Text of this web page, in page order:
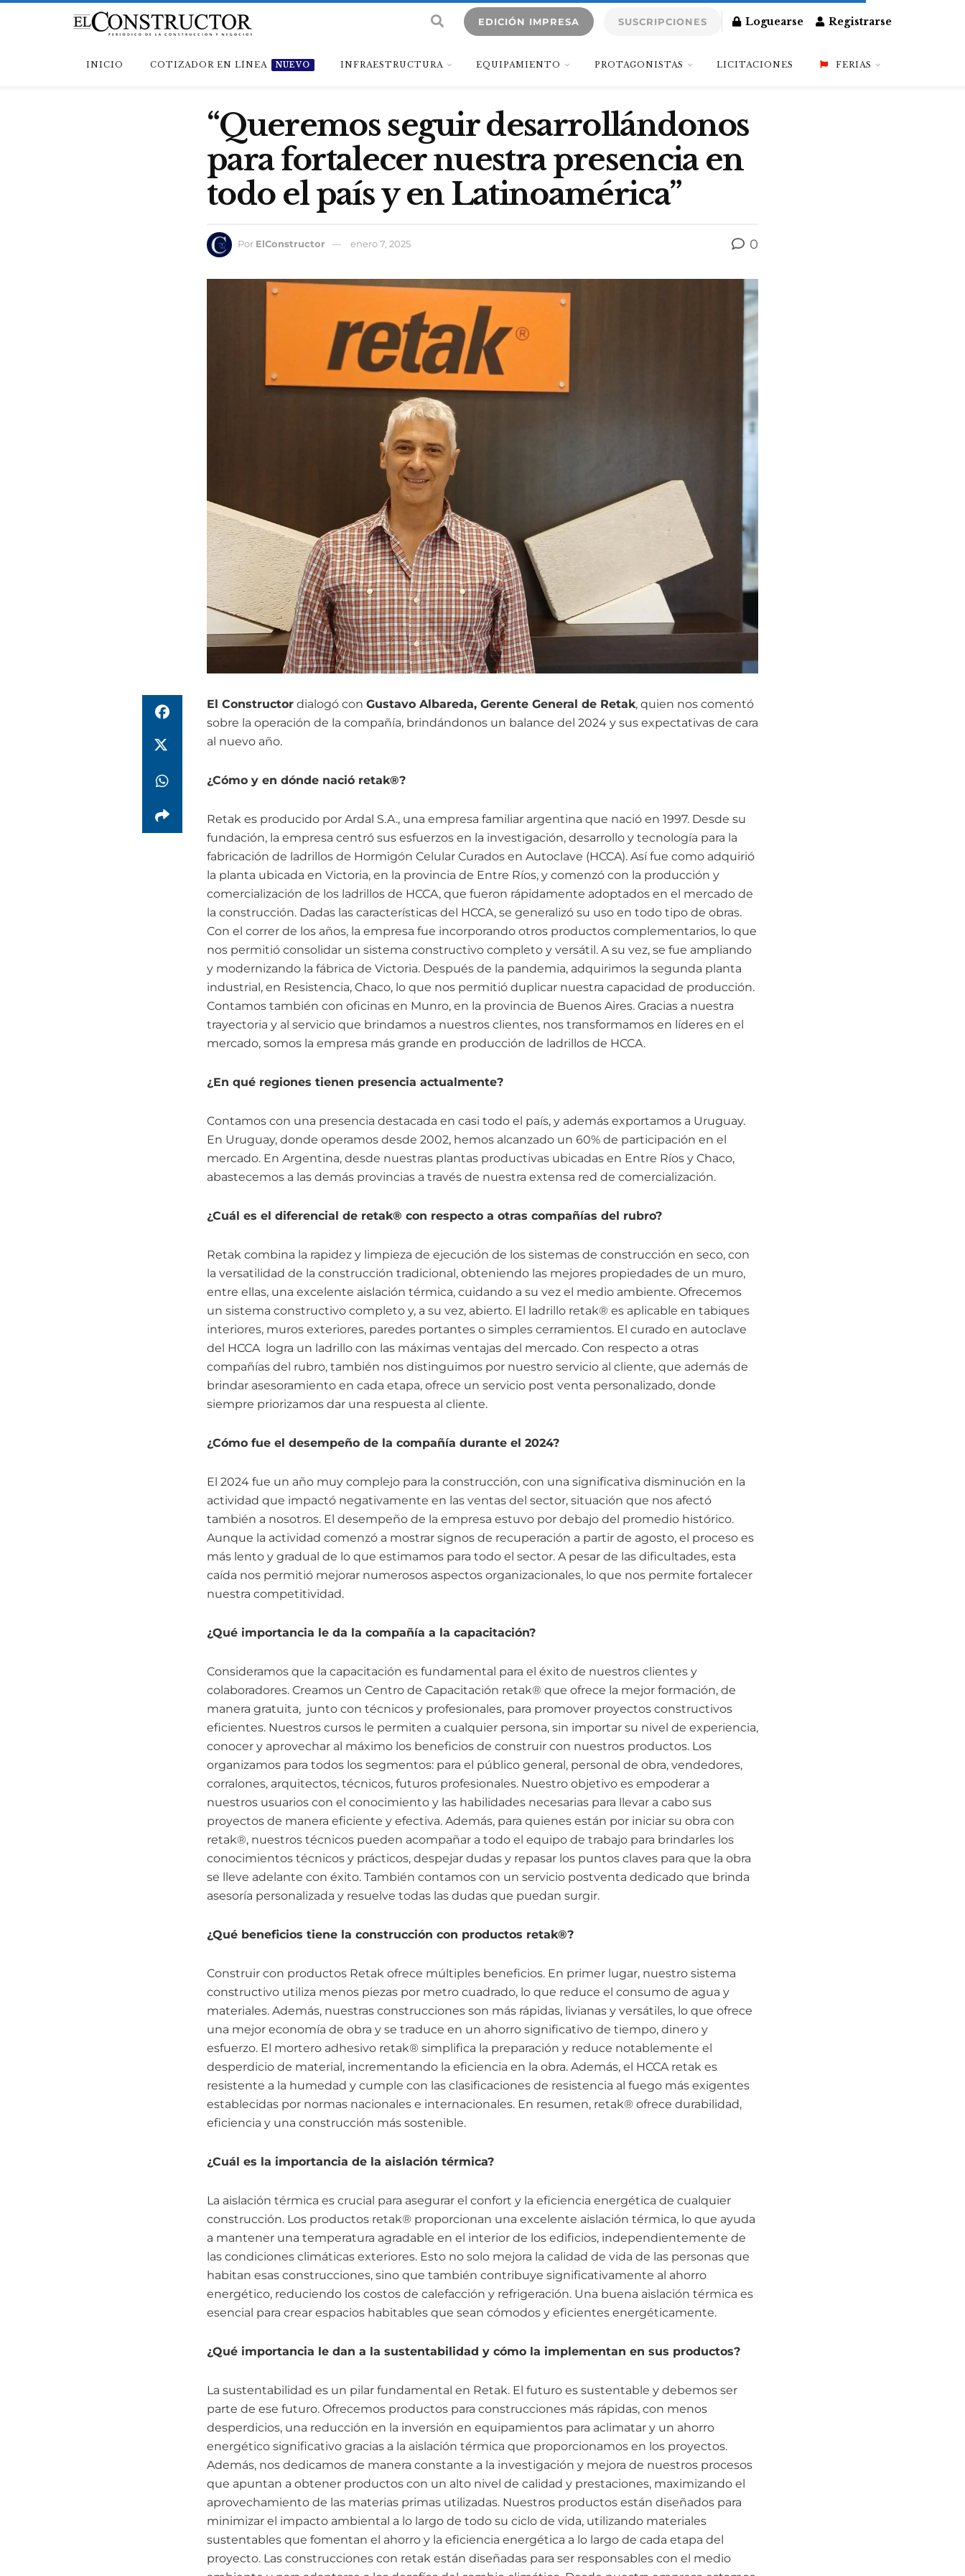
EDICIÓN IMPRESA SUSCRIPCIONES Loguearse Registrarse
INICIO COTIZADOR EN LÍNEA NUEVO INFRAESTRUCTURA EQUIPAMIENTO PROTAGONISTAS LICITACIONES FERIAS
“Queremos seguir desarrollándonos
para fortalecer nuestra presencia en
todo el país y en Latinoamérica”
Por ElConstructor enero 7, 2025 0
El Constructor dialogó con Gustavo Albareda, Gerente General de Retak, quien nos comentó
sobre la operación de la compañía, brindándonos un balance del 2024 y sus expectativas de cara
al nuevo año.
¿Cómo y en dónde nació retak®?
Retak es producido por Ardal S.A., una empresa familiar argentina que nació en 1997. Desde su
fundación, la empresa centró sus esfuerzos en la investigación, desarrollo y tecnología para la
fabricación de ladrillos de Hormigón Celular Curados en Autoclave (HCCA). Así fue como adquirió
la planta ubicada en Victoria, en la provincia de Entre Ríos, y comenzó con la producción y
comercialización de los ladrillos de HCCA, que fueron rápidamente adoptados en el mercado de
la construcción. Dadas las características del HCCA, se generalizó su uso en todo tipo de obras.
Con el correr de los años, la empresa fue incorporando otros productos complementarios, lo que
nos permitió consolidar un sistema constructivo completo y versátil. A su vez, se fue ampliando
y modernizando la fábrica de Victoria. Después de la pandemia, adquirimos la segunda planta
industrial, en Resistencia, Chaco, lo que nos permitió duplicar nuestra capacidad de producción.
Contamos también con oficinas en Munro, en la provincia de Buenos Aires. Gracias a nuestra
trayectoria y al servicio que brindamos a nuestros clientes, nos transformamos en líderes en el
mercado, somos la empresa más grande en producción de ladrillos de HCCA.
¿En qué regiones tienen presencia actualmente?
Contamos con una presencia destacada en casi todo el país, y además exportamos a Uruguay.
En Uruguay, donde operamos desde 2002, hemos alcanzado un 60% de participación en el
mercado. En Argentina, desde nuestras plantas productivas ubicadas en Entre Ríos y Chaco,
abastecemos a las demás provincias a través de nuestra extensa red de comercialización.
¿Cuál es el diferencial de retak® con respecto a otras compañías del rubro?
Retak combina la rapidez y limpieza de ejecución de los sistemas de construcción en seco, con
la versatilidad de la construcción tradicional, obteniendo las mejores propiedades de un muro,
entre ellas, una excelente aislación térmica, cuidando a su vez el medio ambiente. Ofrecemos
un sistema constructivo completo y, a su vez, abierto. El ladrillo retak® es aplicable en tabiques
interiores, muros exteriores, paredes portantes o simples cerramientos. El curado en autoclave
del HCCA logra un ladrillo con las máximas ventajas del mercado. Con respecto a otras
compañías del rubro, también nos distinguimos por nuestro servicio al cliente, que además de
brindar asesoramiento en cada etapa, ofrece un servicio post venta personalizado, donde
siempre priorizamos dar una respuesta al cliente.
¿Cómo fue el desempeño de la compañía durante el 2024?
El 2024 fue un año muy complejo para la construcción, con una significativa disminución en la
actividad que impactó negativamente en las ventas del sector, situación que nos afectó
también a nosotros. El desempeño de la empresa estuvo por debajo del promedio histórico.
Aunque la actividad comenzó a mostrar signos de recuperación a partir de agosto, el proceso es
más lento y gradual de lo que estimamos para todo el sector. A pesar de las dificultades, esta
caída nos permitió mejorar numerosos aspectos organizacionales, lo que nos permite fortalecer
nuestra competitividad.
¿Qué importancia le da la compañía a la capacitación?
Consideramos que la capacitación es fundamental para el éxito de nuestros clientes y
colaboradores. Creamos un Centro de Capacitación retak® que ofrece la mejor formación, de
manera gratuita, junto con técnicos y profesionales, para promover proyectos constructivos
eficientes. Nuestros cursos le permiten a cualquier persona, sin importar su nivel de experiencia,
conocer y aprovechar al máximo los beneficios de construir con nuestros productos. Los
organizamos para todos los segmentos: para el público general, personal de obra, vendedores,
corralones, arquitectos, técnicos, futuros profesionales. Nuestro objetivo es empoderar a
nuestros usuarios con el conocimiento y las habilidades necesarias para llevar a cabo sus
proyectos de manera eficiente y efectiva. Además, para quienes están por iniciar su obra con
retak®, nuestros técnicos pueden acompañar a todo el equipo de trabajo para brindarles los
conocimientos técnicos y prácticos, despejar dudas y repasar los puntos claves para que la obra
se lleve adelante con éxito. También contamos con un servicio postventa dedicado que brinda
asesoría personalizada y resuelve todas las dudas que puedan surgir.
¿Qué beneficios tiene la construcción con productos retak®?
Construir con productos Retak ofrece múltiples beneficios. En primer lugar, nuestro sistema
constructivo utiliza menos piezas por metro cuadrado, lo que reduce el consumo de agua y
materiales. Además, nuestras construcciones son más rápidas, livianas y versátiles, lo que ofrece
una mejor economía de obra y se traduce en un ahorro significativo de tiempo, dinero y
esfuerzo. El mortero adhesivo retak® simplifica la preparación y reduce notablemente el
desperdicio de material, incrementando la eficiencia en la obra. Además, el HCCA retak es
resistente a la humedad y cumple con las clasificaciones de resistencia al fuego más exigentes
establecidas por normas nacionales e internacionales. En resumen, retak® ofrece durabilidad,
eficiencia y una construcción más sostenible.
¿Cuál es la importancia de la aislación térmica?
La aislación térmica es crucial para asegurar el confort y la eficiencia energética de cualquier
construcción. Los productos retak® proporcionan una excelente aislación térmica, lo que ayuda
a mantener una temperatura agradable en el interior de los edificios, independientemente de
las condiciones climáticas exteriores. Esto no solo mejora la calidad de vida de las personas que
habitan esas construcciones, sino que también contribuye significativamente al ahorro
energético, reduciendo los costos de calefacción y refrigeración. Una buena aislación térmica es
esencial para crear espacios habitables que sean cómodos y eficientes energéticamente.
¿Qué importancia le dan a la sustentabilidad y cómo la implementan en sus productos?
La sustentabilidad es un pilar fundamental en Retak. El futuro es sustentable y debemos ser
parte de ese futuro. Ofrecemos productos para construcciones más rápidas, con menos
desperdicios, una reducción en la inversión en equipamientos para aclimatar y un ahorro
energético significativo gracias a la aislación térmica que proporcionamos en los proyectos.
Además, nos dedicamos de manera constante a la investigación y mejora de nuestros procesos
que apuntan a obtener productos con un alto nivel de calidad y prestaciones, maximizando el
aprovechamiento de las materias primas utilizadas. Nuestros productos están diseñados para
minimizar el impacto ambiental a lo largo de todo su ciclo de vida, utilizando materiales
sustentables que fomentan el ahorro y la eficiencia energética a lo largo de cada etapa del
proyecto. Las construcciones con retak están diseñadas para ser responsables con el medio